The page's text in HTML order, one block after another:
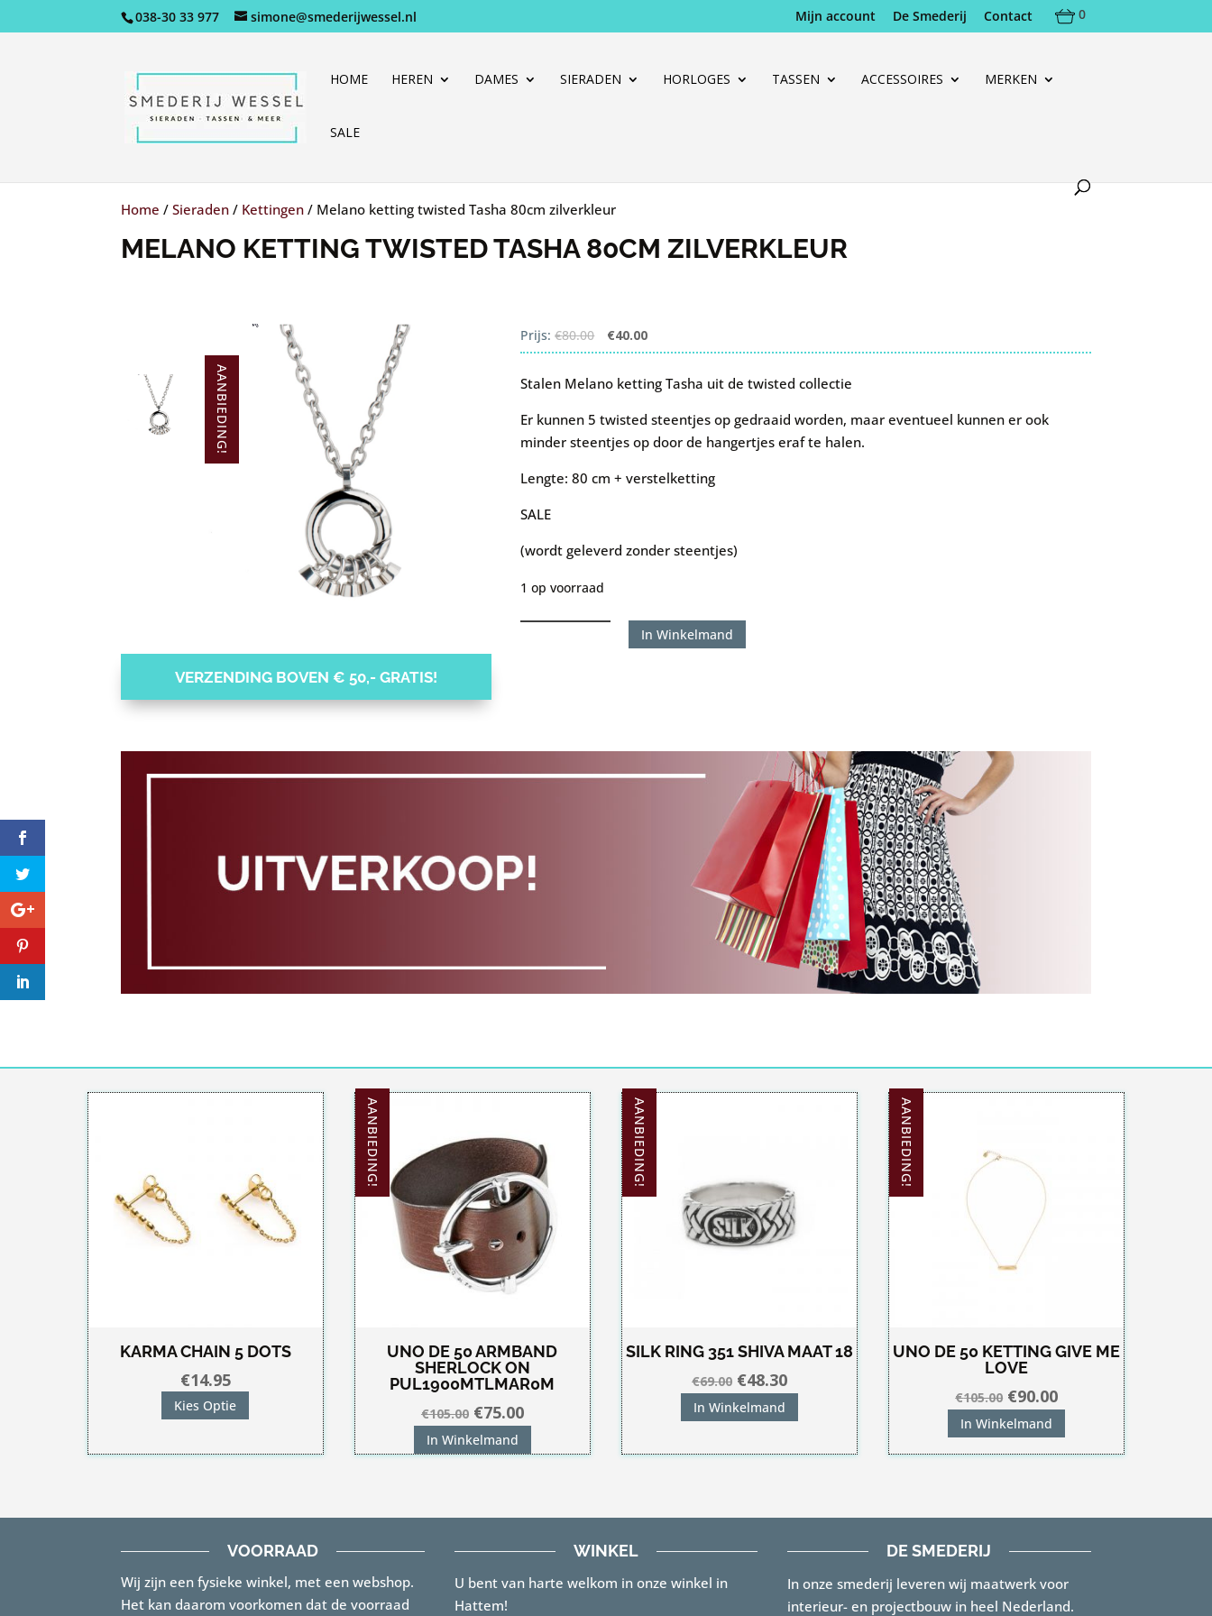
038-30 33 977 simone@smederijwessel.nl Mijn account De Smederij Contact 0
HOME HEREN DAMES SIERADEN HORLOGES TASSEN ACCESSOIRES MERKEN
SALE
Producten
Home /Sieraden / Kettingen / Melano ketting twisted Tasha 80cm zilverkleur
MELANO KETTING TWISTED TASHA 80CM ZILVERKLEUR
AANBIEDING!
VERZENDING BOVEN € 50,- GRATIS!
Prijs:€80.00
Oorspronkelijke
prijs
was:
€40.00Huidige
prijs
is:
Stalen Melano ketting Tasha uit de twisted collectie
Er kunnen 5 twisted steentjes op gedraaid worden, maar eventueel kunnen er ook
minder steentjes op door de hangertjes eraf te halen.
Lengte: 80 cm + verstelketting
SALE
(wordt geleverd zonder steentjes)
1 op voorraad
In Winkelmand
KARMA CHAIN 5 DOTS
€14.95
Kies Optie
heeft
Deze
optie
gekozen
AANBIEDING!
UNO DE 50 ARMBAND
SHERLOCK ON
PUL1900MTLMAR0M
€105.00 Oorspronkelijke
prijs
was:
€75.00Huidige
is:
In Winkelmand
AANBIEDING!
SILK RING 351 SHIVA MAAT 18
€69.00 Oorspronkelijke
prijs
was:
€69.00.
€48.30Huidige
is:
€48.30.
In Winkelmand
AANBIEDING!
UNO DE 50 KETTING GIVE ME
LOVE
€105.00 Oorspronkelijke
prijs
was:
€90.00Huidige
is:
In Winkelmand
VOORRAAD
Wij zijn een fysieke winkel, met een webshop.
Het kan daarom voorkomen dat de voorraad
WINKEL
U bent van harte welkom in onze winkel in
Hattem!
DE SMEDERIJ
In onze smederij leveren wij maatwerk voor
interieur- en projectbouw in heel Nederland.